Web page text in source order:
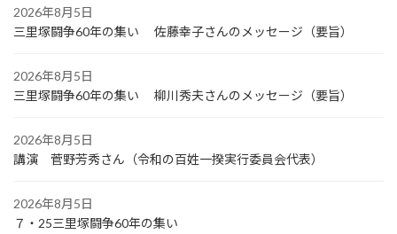
2026年8月5日
三里塚闘争60年の集い 佐藤幸子さんのメッセージ（要旨）
2026年8月5日
三里塚闘争60年の集い 柳川秀夫さんのメッセージ（要旨）
2026年8月5日
講演 菅野芳秀さん（令和の百姓一揆実行委員会代表）
2026年8月5日
７・25三里塚闘争60年の集い